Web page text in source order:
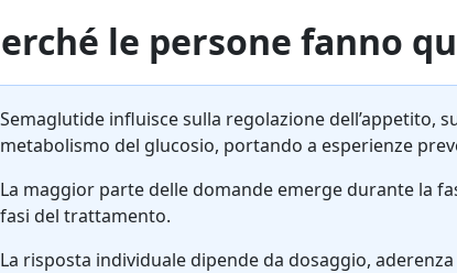
le persone fanno
Semaglutide influisce sulla regolazione dell’appetito,
metabolismo del glucosio, portando a esperienze
La maggior parte delle domande emerge durante la
fasi del trattamento.
La risposta individuale dipende da dosaggio,